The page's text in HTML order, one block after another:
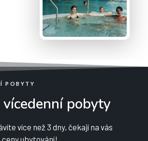
POBYTY
pobyty
více než 3 dny, čekají na vás
ceny ubytování!